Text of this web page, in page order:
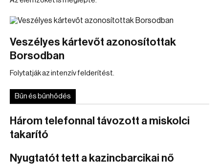
Veszélyes kártevőt azonosítottak
Borsodban
Folytatják az intenzív felderítést.
Bűn és bűnhődés
Három telefonnal távozott a miskolci
takarító
Nyugtatót tett a kazincbarcikai nő